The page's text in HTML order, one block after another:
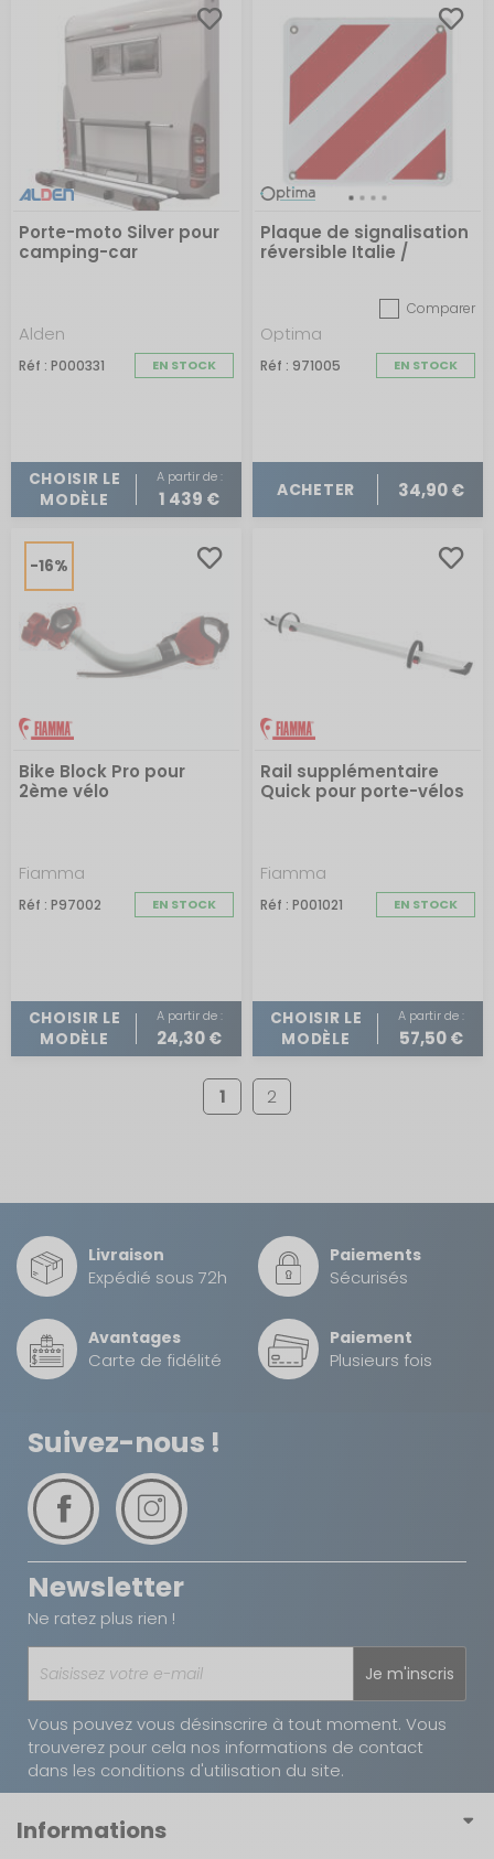
Porte-moto Silver pour
camping-car
Alden
Réf : P000331 EN STOCK
CHOISIR LE
MODÈLE
A partir de :
1 439 €
Plaque de signalisation
réversible Italie /
Comparer
Optima
Réf : 971005 EN STOCK
ACHETER 34,90 €
-16%
Bike Block Pro pour
2ème vélo
Fiamma
Réf : P97002 EN STOCK
CHOISIR LE
MODÈLE
A partir de :
24,30 €
Rail supplémentaire
Quick pour porte-vélos
Fiamma
Réf : P001021 EN STOCK
CHOISIR LE
MODÈLE
A partir de :
57,50 €
1 2
Livraison
Expédié sous 72h
Paiements
Sécurisés
Avantages
Carte de fidélité
Paiement
Plusieurs fois
Suivez-nous !
Newsletter
Ne ratez plus rien !
Je m'inscris
Vous pouvez vous désinscrire à tout moment. Vous
trouverez pour cela nos informations de contact
dans les conditions d'utilisation du site.
Informations